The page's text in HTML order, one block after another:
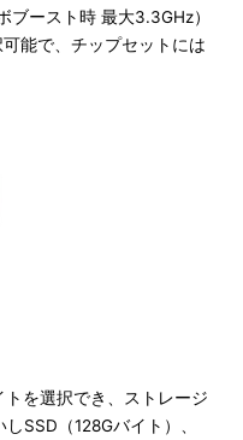
ースト時 最大3.3GHz）
能で、チップセットには
を選択でき、ストレージ
SSD（128Gバイト）、